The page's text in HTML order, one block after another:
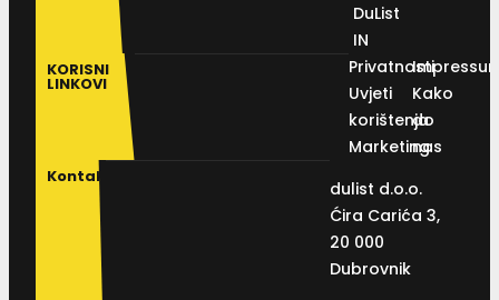
DuList
IN
KORISNI
LINKOVI
Privatnosti
Uvjeti
korištenja
Marketing
Kako
do
nas
Kontakt
dulist d.o.o.
Ćira Carića 3,
20 000
Dubrovnik